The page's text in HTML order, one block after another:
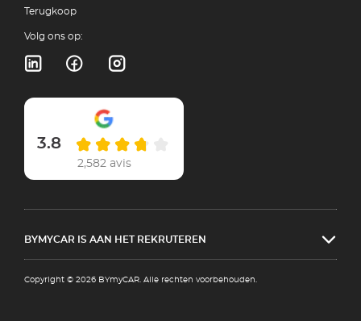
Terugkoop
Volg ons op:
3.8
2,582 avis
BYMYCAR IS AAN HET REKRUTEREN
Copyright © 2026 BYmyCAR. Alle rechten voorbehouden.